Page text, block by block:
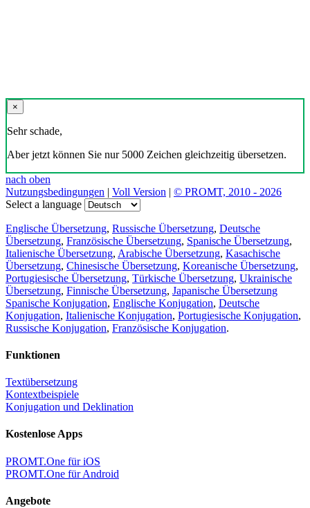
×
Sehr schade,
Aber jetzt können Sie nur 5000 Zeichen gleichzeitig übersetzen.
nach oben
Nutzungsbedingungen | Voll Version | © PROMT, 2010 - 2026
Select a language
Englische Übersetzung, Russische Übersetzung, Deutsche
Übersetzung, Französische Übersetzung, Spanische Übersetzung,
Italienische Übersetzung, Arabische Übersetzung, Kasachische
Übersetzung, Chinesische Übersetzung, Koreanische Übersetzung,
Portugiesische Übersetzung, Türkische Übersetzung, Ukrainische
Übersetzung, Finnische Übersetzung, Japanische Übersetzung
Spanische Konjugation, Englische Konjugation, Deutsche
Konjugation, Italienische Konjugation, Portugiesische Konjugation,
Russische Konjugation, Französische Konjugation.
Funktionen
Textübersetzung
Kontextbeispiele
Konjugation und Deklination
Kostenlose Apps
PROMT.One für iOS
PROMT.One für Android
Angebote